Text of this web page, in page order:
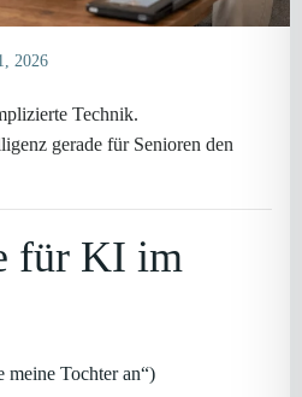
2026
Technik.
gerade für Senioren den
für KI im
meine Tochter an“)